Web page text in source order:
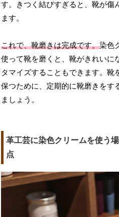
す。きつく結びすぎると、靴が傷
ます。
これで、靴磨きは完成です。染色
使って靴を磨くと、靴がきれいに
タマイズすることもできます。靴
保つために、定期的に靴磨きをす
ましょう。
革工芸に染色クリームを使う
点